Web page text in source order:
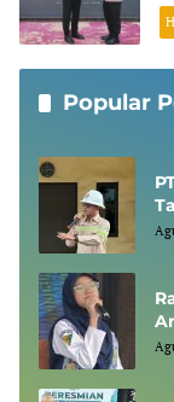
Popular